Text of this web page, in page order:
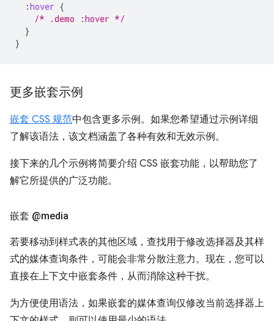
:hover {
/* .demo :hover */
}
}
更多嵌套示例
嵌套 CSS 规范中包含更多示例。如果您希望通过示例详细
了解该语法，该文档涵盖了各种有效和无效示例。
接下来的几个示例将简要介绍 CSS 嵌套功能，以帮助您了
解它所提供的广泛功能。
嵌套 @media
若要移动到样式表的其他区域，查找用于修改选择器及其样
式的媒体查询条件，可能会非常分散注意力。现在，您可以
直接在上下文中嵌套条件，从而消除这种干扰。
为方便使用语法，如果嵌套的媒体查询仅修改当前选择器上